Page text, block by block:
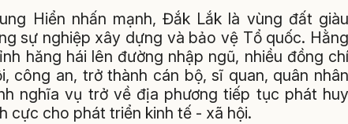
Hiển nhấn mạnh, Đắk Lắk là vùng đất giàu
sự nghiệp xây dựng và bảo vệ Tổ quốc. Hằng
hăng hái lên đường nhập ngũ, nhiều đồng chí
công an, trở thành cán bộ, sĩ quan, quân nhân
nghĩa vụ trở về địa phương tiếp tục phát huy
cực cho phát triển kinh tế - xã hội.